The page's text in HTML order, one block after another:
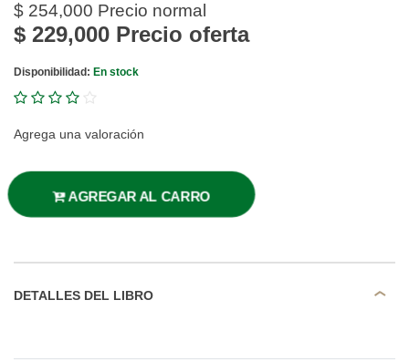
$ 254,000 Precio normal
$ 229,000 Precio oferta
Disponibilidad: En stock
Agrega una valoración
AGREGAR AL CARRO
DETALLES DEL LIBRO